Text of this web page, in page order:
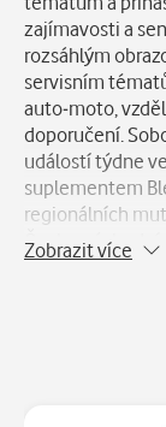
zajímavosti a
rozsáhlým
servisním
auto-moto,
doporučení.
událostí týdne
suplementem
regionálních
Čechy, východní
a okolí, jižní
Zobrazit více